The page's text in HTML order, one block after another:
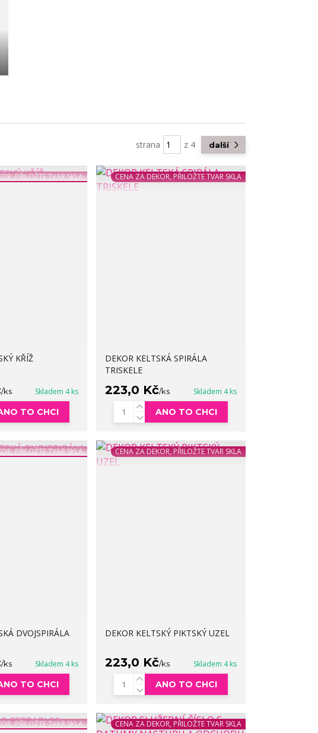
strana z 4 další
PŘILOŽTE TVAR SKLA
KŘÍŽ
/ks Skladem 4 ks
TO CHCI
CENA ZA DEKOR, PŘILOŽTE TVAR SKLA
DEKOR KELTSKÁ SPIRÁLA
TRISKELE
223,0 Kč/ks Skladem 4 ks
ANO TO CHCI
PŘILOŽTE TVAR SKLA
DVOJSPIRÁLA
/ks Skladem 4 ks
TO CHCI
CENA ZA DEKOR, PŘILOŽTE TVAR SKLA
DEKOR KELTSKÝ PIKTSKÝ UZEL
223,0 Kč/ks Skladem 4 ks
ANO TO CHCI
PŘILOŽTE TVAR SKLA CENA ZA DEKOR, PŘILOŽTE TVAR SKLA